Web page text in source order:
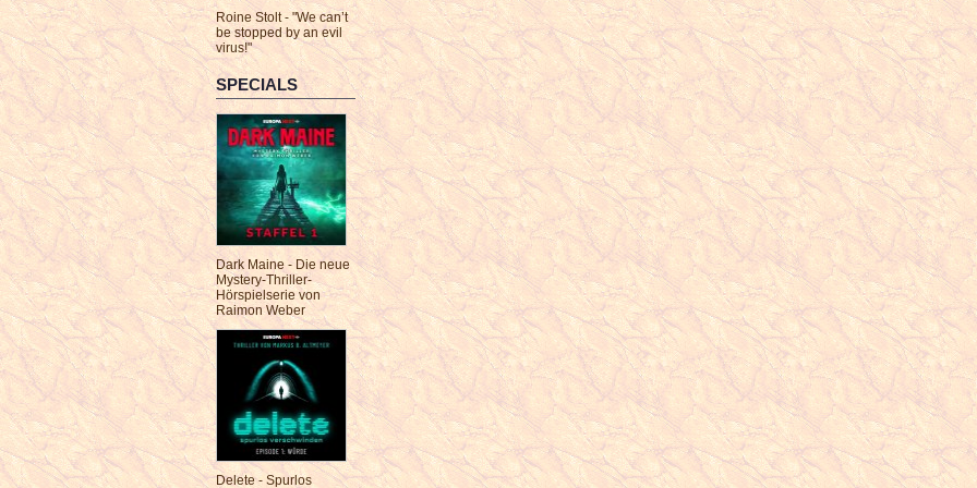
Roine Stolt - "We can’t
be stopped by an evil
virus!"
SPECIALS
Dark Maine - Die neue
Mystery-Thriller-
Hörspielserie von
Raimon Weber
Delete - Spurlos